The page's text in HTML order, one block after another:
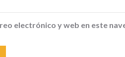
electrónico y web en este